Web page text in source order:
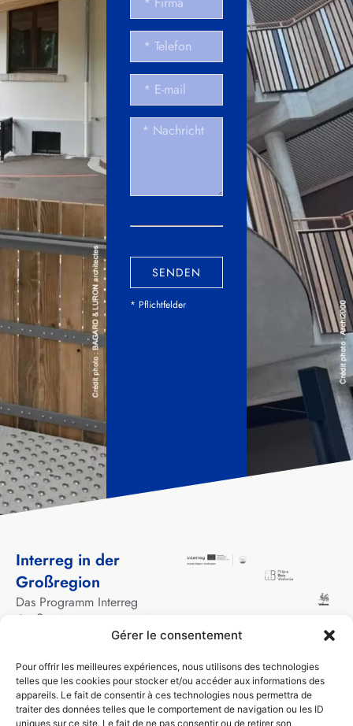
Gérer le consentement
Pour offrir les meilleures expériences, nous utilisons des technologies
telles que les cookies pour stocker et/ou accéder aux informations des
appareils. Le fait de consentir à ces technologies nous permettra de
traiter des données telles que le comportement de navigation ou les ID
uniques sur ce site. Le fait de ne pas consentir ou de retirer son
SENDEN
* Pflichtfelder
Interreg in der
Großregion
Das Programm Interreg
Großregion unterstützt seit
Kooperationsprojekte
zwischen lokalen und
regionalen Akteuren aus den